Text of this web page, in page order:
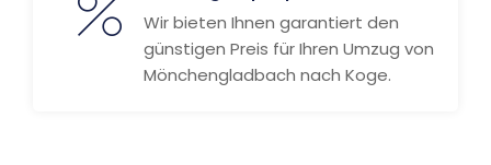
Wir bieten Ihnen garantiert den
günstigen Preis für Ihren Umzug von
Mönchengladbach nach Koge.